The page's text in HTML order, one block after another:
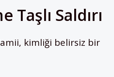
Saldırı
kimliği belirsiz bir